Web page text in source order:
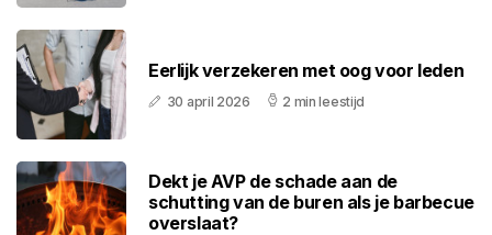
Eerlijk verzekeren met oog voor leden
30 april 2026 2 min leestijd
Dekt je AVP de schade aan de
schutting van de buren als je barbecue
overslaat?